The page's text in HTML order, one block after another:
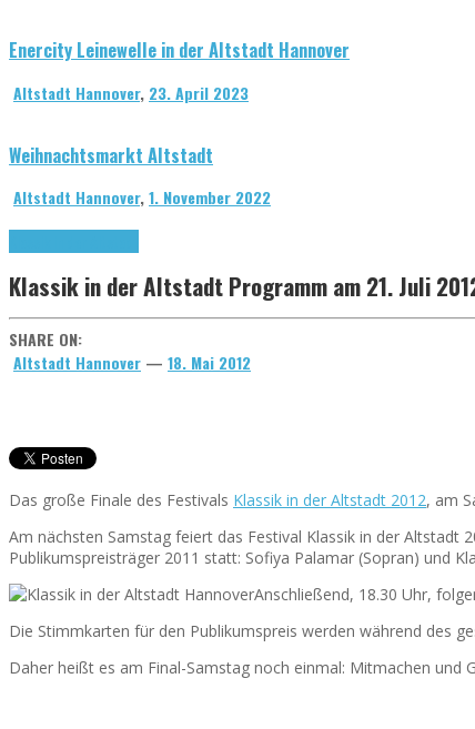
Enercity Leinewelle in der Altstadt Hannover
Altstadt Hannover, 23. April 2023
Weihnachtsmarkt Altstadt
Altstadt Hannover,1. November 2022
Klassik in der Altstadt Programm am 21. Juli
SHARE ON:
Altstadt Hannover — 18. Mai 2012
Das große Finale des Festivals Klassik in der Altstadt 2012, am
Am nächsten Samstag feiert das Festival Klassik in der Altstadt
Publikumspreisträger 2011 statt: Sofiya Palamar (Sopran) und
Anschließend, 18.30 Uhr,
Die Stimmkarten für den Publikumspreis werden während des
Daher heißt es am Final-Samstag noch einmal: Mitmachen und